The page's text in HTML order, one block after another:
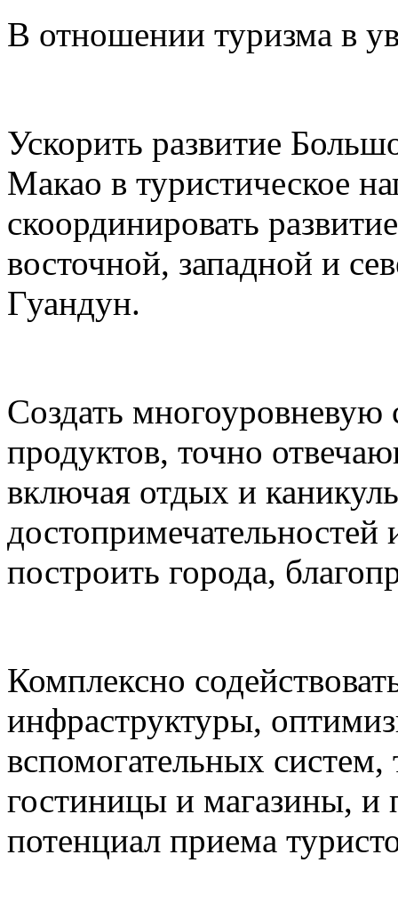
В отношении туризма в
Ускорить развитие
Макао в туристическое
скоординировать
восточной, западной и
Гуандун.
Создать многоуровневую
продуктов, точно
включая отдых и
построить города,
Комплексно
инфраструктуры,
вспомогательных
гостиницы и магазины, и
потенциал приема